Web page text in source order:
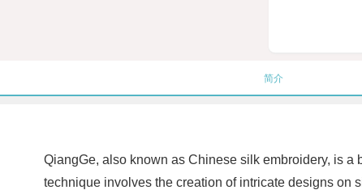
简介
QiangGe, also known as Chinese silk embroidery, is a
technique involves the creation of intricate designs on